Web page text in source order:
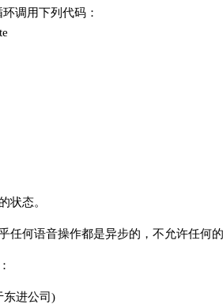
调用下列代码：
状态。
何语音操作都是异步的，不允许任何的
东进公司)